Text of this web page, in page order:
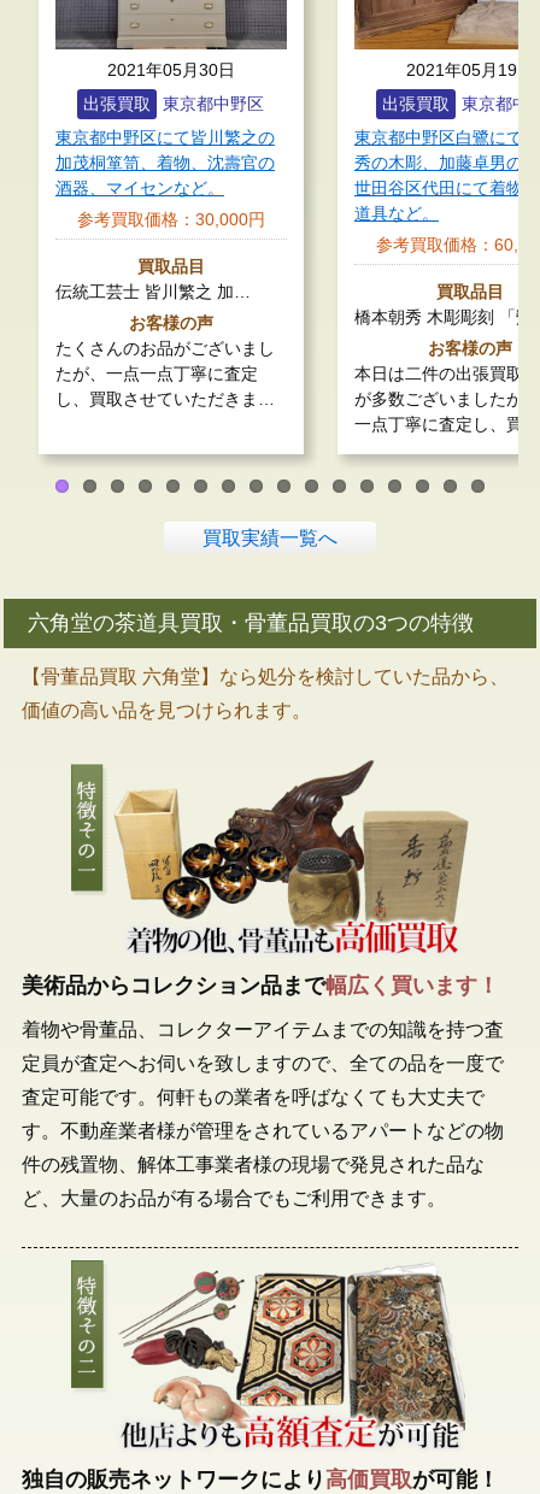
2021年05月19日
出張買取
東京都中野区
東京都中野区白鷺にて橋本朝
秀の木彫、加藤卓男の酒杯、
世田谷区代田にて着物、煎茶
道具など。
参考買取価格：60,000円
買取品目
橋本朝秀 木彫彫刻 「鷺…
お客様の声
本日は二件の出張買取。お品
が多数ございましたが、一点
2021年04月
出張買取
東京
東京都中野区弥生
線、琴、司馬江漢
などの掛軸。
参考買取価格：
買取品目
三絃師 鶴秋作 演
お客様の
当社で買取強化し
器や掛け軸の出張
一点丁寧に査定し
買取実績一覧へ
六角堂の茶道具買取・骨董品買取の3つの特徴
【骨董品買取 六角堂】なら処分を検討していた品から、
価値の高い品を見つけられます。
美術品からコレクション品まで幅広く買います！
着物や骨董品、コレクターアイテムまでの知識を持つ査
定員が査定へお伺いを致しますので、全ての品を一度で
査定可能です。何軒もの業者を呼ばなくても大丈夫で
す。不動産業者様が管理をされているアパートなどの物
件の残置物、解体工事業者様の現場で発見された品な
ど、大量のお品が有る場合でもご利用できます。
独自の販売ネットワークにより 高価買取が可能！